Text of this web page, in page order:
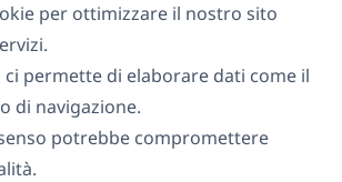
per ottimizzare il nostro sito
permette di elaborare dati come il
di navigazione.
potrebbe compromettere
e Informativa sulla Privacy
al nostro team(si